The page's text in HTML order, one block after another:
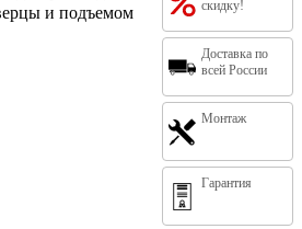
скидку!
Доставка по
всей России
Монтаж
Гарантия
и подъемом